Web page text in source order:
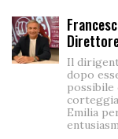
Il
dopo
possibile
Emilia